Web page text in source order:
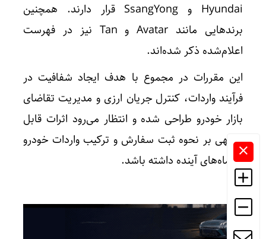
Hyundai و SsangYong قرار دارند. همچنین
برندهایی مانند Avatar و Tan نیز در فهرست
اعلام‌شده ذکر شده‌اند.
این مقررات در مجموع با هدف ایجاد شفافیت در
فرآیند واردات، کنترل جریان ارزی و مدیریت تقاضای
بازار خودرو طراحی شده و انتظار می‌رود اثرات قابل
توجهی بر نحوه ثبت سفارش و ترکیب واردات خودرو
در ماه‌های آینده داشته باشد.